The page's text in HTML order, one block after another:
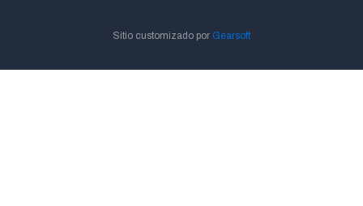
Sitio customizado por Gearsoft